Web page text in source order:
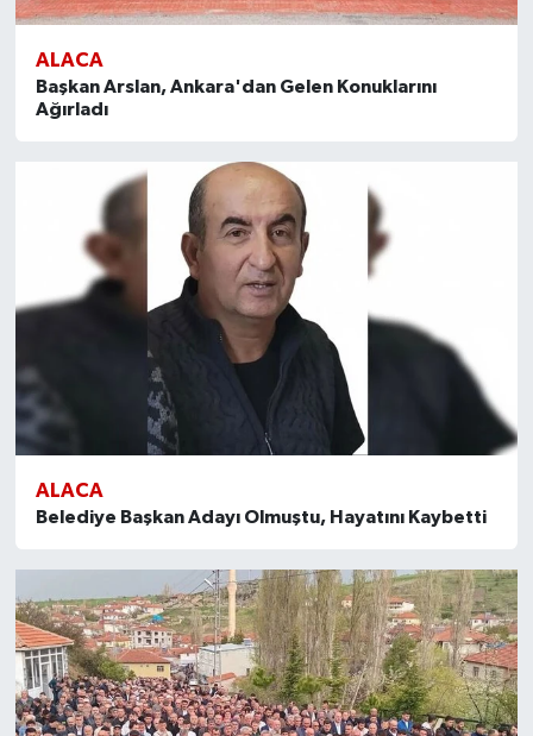
ALACA
Başkan Arslan, Ankara'dan Gelen Konuklarını
Ağırladı
ALACA
Belediye Başkan Adayı Olmuştu, Hayatını Kaybetti